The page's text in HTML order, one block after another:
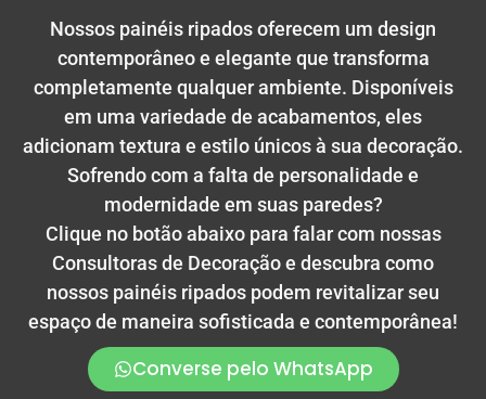
Nossos painéis ripados oferecem um design
contemporâneo e elegante que transforma
completamente qualquer ambiente. Disponíveis
em uma variedade de acabamentos, eles
adicionam textura e estilo únicos à sua decoração.
Sofrendo com a falta de personalidade e
modernidade em suas paredes?
Clique no botão abaixo para falar com nossas
Consultoras de Decoração e descubra como
nossos painéis ripados podem revitalizar seu
espaço de maneira sofisticada e contemporânea!
Converse pelo WhatsApp